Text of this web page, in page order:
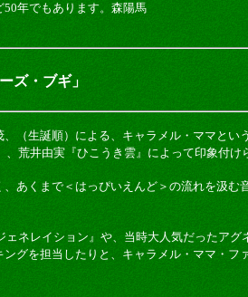
年でもあります。森陽馬
ズ・ブギ」
（生誕順）による、キャラメル・ママとい
荒井由実『ひこうき雲』によって印象付け
あくまで＜はっぴいえんど＞の流れを汲む
ネレイション』や、当時大人気だったアグ
グを担当したりと、キャラメル・ママ・フ